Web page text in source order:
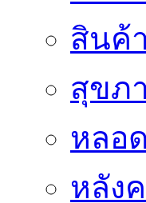
สินค้
สุขภ
หลอ
หลัง